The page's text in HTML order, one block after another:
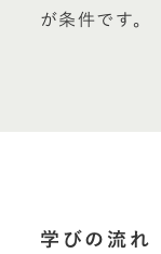
が条件です。
学びの流れ